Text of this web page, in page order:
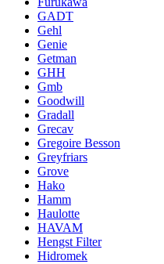
GADT
Gehl
Genie
Getman
GHH
Gmb
Goodwill
Gradall
Grecav
Gregoire Besson
Greyfriars
Grove
Hako
Hamm
Haulotte
HAVAM
Hengst Filter
Hidromek